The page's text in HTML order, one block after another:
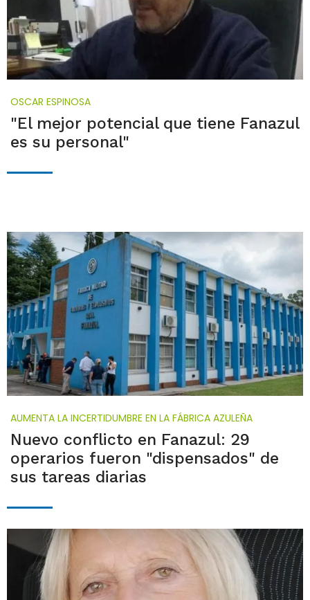
OSCAR ESPINOSA
"El mejor potencial que tiene Fanazul
es su personal"
AUMENTA LA INCERTIDUMBRE EN LA FÁBRICA AZULEÑA
Nuevo conflicto en Fanazul: 29
operarios fueron "dispensados" de
sus tareas diarias